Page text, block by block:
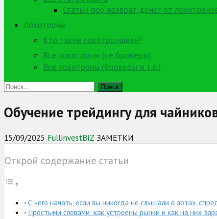
Статьи про возврат денег от
Лохотроны
Кто такие лохотронщики?
Все лохотроны (не брокеры)
Все лохотроны (брокеры и т.п.)
Найти:
Обучение трейдингу для
15/09/2025 FullinvestBIZ ЗАМЕТКИ
Открой содержание статьи
С чего начать, если вы никогда не слышали о лотах,
Простыми словами: как устроены рынки и как на них